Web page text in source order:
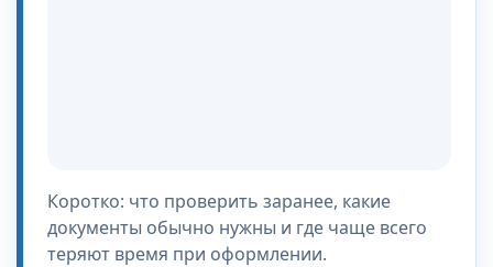
Коротко: что проверить заранее, какие
документы обычно нужны и где чаще всего
теряют время при оформлении.